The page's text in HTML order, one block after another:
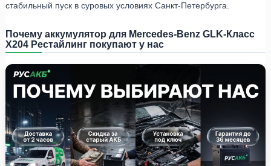
стабильный пуск в суровых условиях Санкт-Петербурга.
Почему аккумулятор для Mercedes-Benz GLK-Класс
X204 Рестайлинг покупают у нас